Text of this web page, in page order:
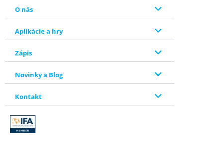
O nás
Aplikácie a hry
Zápis
Novinky a Blog
Kontakt